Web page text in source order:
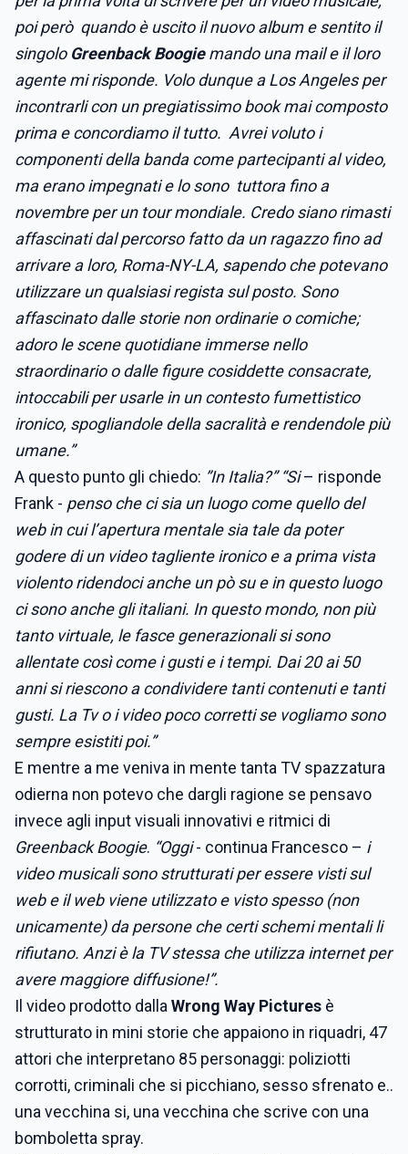
poi però quando è uscito il nuovo album e sentito il
singolo Greenback Boogiemando una mail e il loro
agente mi risponde. Volo dunque a Los Angeles per
incontrarli con un pregiatissimo book mai composto
prima e concordiamo il tutto. Avrei voluto i
componenti della banda come partecipanti al video,
ma erano impegnati e lo sono tuttora fino a
novembre per un tour mondiale. Credo siano rimasti
affascinati dal percorso fatto da un ragazzo fino ad
arrivare a loro, Roma-NY-LA, sapendo che potevano
utilizzare un qualsiasi regista sul posto. Sono
affascinato dalle storie non ordinarie o comiche;
adoro le scene quotidiane immerse nello
straordinario o dalle figure cosiddette consacrate,
intoccabili per usarle in un contesto fumettistico
ironico, spogliandole della sacralità e rendendole più
umane.”
A questo punto gli chiedo: ”In Italia?” “Si– risponde
Frank - penso che ci sia un luogo come quello del
web in cui l’apertura mentale sia tale da poter
godere di un video tagliente ironico e a prima vista
violento ridendoci anche un pò su e in questo luogo
ci sono anche gli italiani. In questo mondo, non più
tanto virtuale, le fasce generazionali si sono
allentate così come i gusti e i tempi. Dai 20 ai 50
anni si riescono a condividere tanti contenuti e tanti
gusti. La Tv o i video poco corretti se vogliamo sono
sempre esistiti poi.”
E mentre a me veniva in mente tanta TV spazzatura
odierna non potevo che dargli ragione se pensavo
invece agli input visuali innovativi e ritmici di
Greenback Boogie. “Oggi- continua Francesco – i
video musicali sono strutturati per essere visti sul
web e il web viene utilizzato e visto spesso (non
unicamente) da persone che certi schemi mentali li
rifiutano. Anzi è la TV stessa che utilizza internet per
avere maggiore diffusione!”.
Il video prodotto dalla Wrong Way Pictures è
strutturato in mini storie che appaiono in riquadri, 47
attori che interpretano 85 personaggi: poliziotti
corrotti, criminali che si picchiano, sesso sfrenato e..
una vecchina si, una vecchina che scrive con una
bomboletta spray.